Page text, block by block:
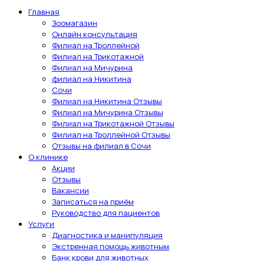
Главная
Зоомагазин
Онлайн консультация
Филиал на Троллейной
Филиал на Трикотажной
Филиал на Мичурина
филиал на Никитина
Сочи
Филиал на Никитина Отзывы
Филиал на Мичурина Отзывы
Филиал на Трикотажной Отзывы
Филиал на Троллейной Отзывы
Отзывы на филиал в Сочи
О клинике
Акции
Отзывы
Вакансии
Записаться на приём
Руководство для пациентов
Услуги
Диагностика и манипуляция
Экстренная помощь животным
Банк крови для животных